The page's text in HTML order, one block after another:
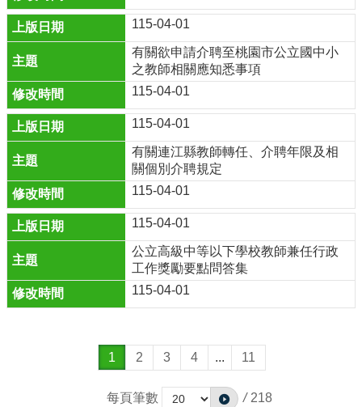
115-04-01
有關欲申請介聘至桃園市公立國中小
之教師相關應知悉事項
115-04-01
115-04-01
有關連江縣教師轉任、介聘年限及相
關個別介聘規定
115-04-01
115-04-01
公立高級中等以下學校教師兼任行政
工作獎勵要點問答集
115-04-01
1 2 3 4 ... 11
每頁筆數 / 218